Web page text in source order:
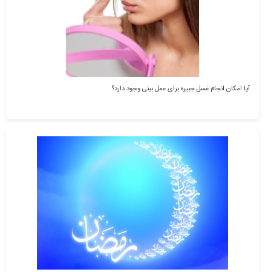
آیا امکان انجام غسل جبیره برای عمل بینی وجود دارد؟